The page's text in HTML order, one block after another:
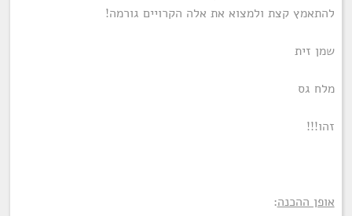
להתאמץ קצת ולמצוא את אלה הקרויים גורמה!
שמן זית
מלח גס
זהו!!!
אופן ההכנה: